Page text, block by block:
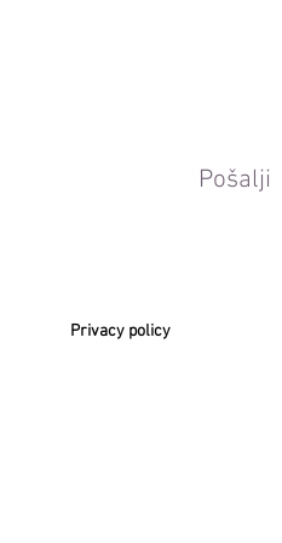
Pošalji
Privacy policy